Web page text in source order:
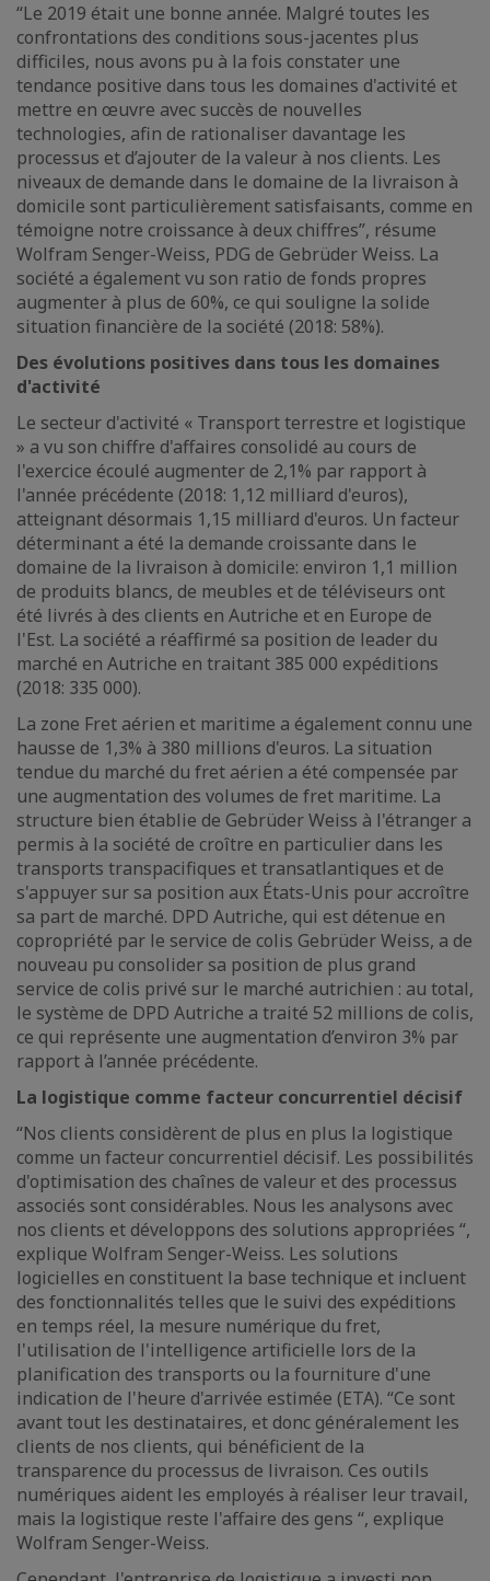
“Le 2019 était une bonne année. Malgré toutes les
confrontations des conditions sous-jacentes plus
difficiles, nous avons pu à la fois constater une
tendance positive dans tous les domaines d'activité et
mettre en œuvre avec succès de nouvelles
technologies, afin de rationaliser davantage les
processus et d’ajouter de la valeur à nos clients. Les
niveaux de demande dans le domaine de la livraison à
domicile sont particulièrement satisfaisants, comme en
témoigne notre croissance à deux chiffres”, résume
Wolfram Senger-Weiss, PDG de Gebrüder Weiss. La
société a également vu son ratio de fonds propres
augmenter à plus de 60%, ce qui souligne la solide
situation financière de la société (2018: 58%).
Des évolutions positives dans tous les domaines
d'activité
Le secteur d'activité « Transport terrestre et logistique
» a vu son chiffre d'affaires consolidé au cours de
l'exercice écoulé augmenter de 2,1% par rapport à
l'année précédente (2018: 1,12 milliard d'euros),
atteignant désormais 1,15 milliard d'euros. Un facteur
déterminant a été la demande croissante dans le
domaine de la livraison à domicile: environ 1,1 million
de produits blancs, de meubles et de téléviseurs ont
été livrés à des clients en Autriche et en Europe de
l'Est. La société a réaffirmé sa position de leader du
marché en Autriche en traitant 385 000 expéditions
(2018: 335 000).
La zone Fret aérien et maritime a également connu une
hausse de 1,3% à 380 millions d'euros. La situation
tendue du marché du fret aérien a été compensée par
une augmentation des volumes de fret maritime. La
structure bien établie de Gebrüder Weiss à l'étranger a
permis à la société de croître en particulier dans les
transports transpacifiques et transatlantiques et de
s'appuyer sur sa position aux États-Unis pour accroître
sa part de marché. DPD Autriche, qui est détenue en
copropriété par le service de colis Gebrüder Weiss, a de
nouveau pu consolider sa position de plus grand
service de colis privé sur le marché autrichien : au total,
le système de DPD Autriche a traité 52 millions de colis,
ce qui représente une augmentation d’environ 3% par
rapport à l’année précédente.
La logistique comme facteur concurrentiel décisif
“Nos clients considèrent de plus en plus la logistique
comme un facteur concurrentiel décisif. Les possibilités
d'optimisation des chaînes de valeur et des processus
associés sont considérables. Nous les analysons avec
nos clients et développons des solutions appropriées “,
explique Wolfram Senger-Weiss. Les solutions
logicielles en constituent la base technique et incluent
des fonctionnalités telles que le suivi des expéditions
en temps réel, la mesure numérique du fret,
l'utilisation de l'intelligence artificielle lors de la
planification des transports ou la fourniture d'une
indication de l'heure d'arrivée estimée (ETA). “Ce sont
avant tout les destinataires, et donc généralement les
clients de nos clients, qui bénéficient de la
transparence du processus de livraison. Ces outils
numériques aident les employés à réaliser leur travail,
mais la logistique reste l'affaire des gens “, explique
Wolfram Senger-Weiss.